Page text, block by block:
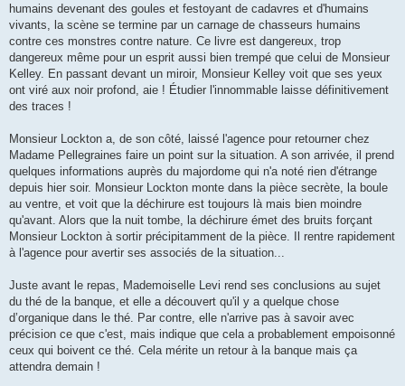
humains devenant des goules et festoyant de cadavres et d'humains
vivants, la scène se termine par un carnage de chasseurs humains
contre ces monstres contre nature. Ce livre est dangereux, trop
dangereux même pour un esprit aussi bien trempé que celui de Monsieur
Kelley. En passant devant un miroir, Monsieur Kelley voit que ses yeux
ont viré aux noir profond, aie ! Étudier l'innommable laisse définitivement
des traces !
Monsieur Lockton a, de son côté, laissé l'agence pour retourner chez
Madame Pellegraines faire un point sur la situation. A son arrivée, il prend
quelques informations auprès du majordome qui n'a noté rien d'étrange
depuis hier soir. Monsieur Lockton monte dans la pièce secrète, la boule
au ventre, et voit que la déchirure est toujours là mais bien moindre
qu'avant. Alors que la nuit tombe, la déchirure émet des bruits forçant
Monsieur Lockton à sortir précipitamment de la pièce. Il rentre rapidement
à l'agence pour avertir ses associés de la situation...
Juste avant le repas, Mademoiselle Levi rend ses conclusions au sujet
du thé de la banque, et elle a découvert qu'il y a quelque chose
d’organique dans le thé. Par contre, elle n'arrive pas à savoir avec
précision ce que c'est, mais indique que cela a probablement empoisonné
ceux qui boivent ce thé. Cela mérite un retour à la banque mais ça
attendra demain !